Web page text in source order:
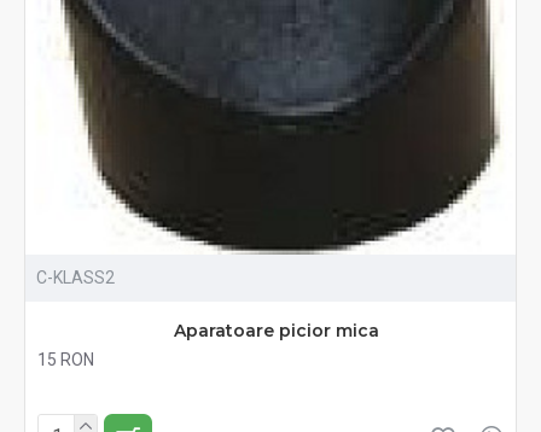
C-KLASS2
Aparatoare picior mica
15 RON